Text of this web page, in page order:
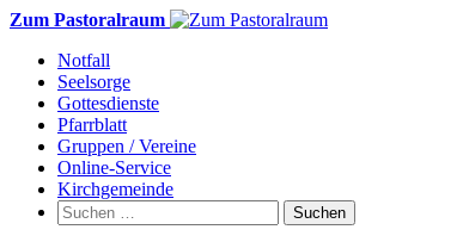
Weiter
Inhalt
Zum Pastoralraum
Notfall
Seelsorge
Gottesdienste
Pfarrblatt
Gruppen / Vereine
Online-Service
Kirchgemeinde
Suchen
nach: